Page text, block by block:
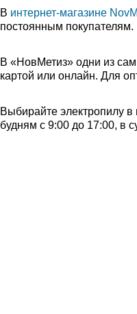
В интернет-магазине
постоянным покупателям.
В «НовМетиз» одни из
картой или онлайн. Для
Выбирайте электропилу
будням с 9:00 до 17:00, в